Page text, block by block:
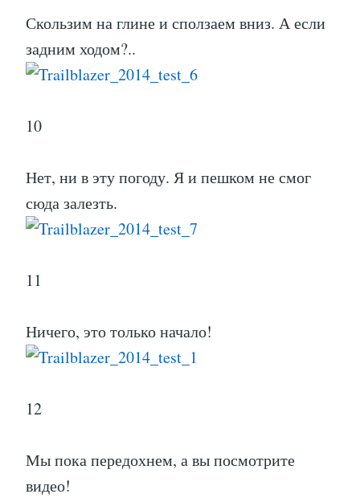
Скользим на глине и сползаем вниз. А если
задним ходом?..
10
Нет, ни в эту погоду. Я и пешком не смог
сюда залезть.
11
Ничего, это только начало!
12
Мы пока передохнем, а вы посмотрите
видео!